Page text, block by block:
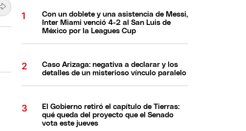
Con un doblete y una asistencia de Messi,
Inter Miami venció 4-2 al San Luis de
México por la Leagues Cup
Caso Arizaga: negativa a declarar y los
detalles de un misterioso vínculo paralelo
El Gobierno retiró el capítulo de Tierras:
qué queda del proyecto que el Senado
vota este jueves